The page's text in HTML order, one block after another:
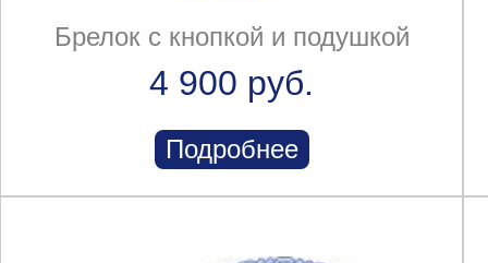
Брелок с кнопкой и подушкой
4 900 руб.
Подробнее